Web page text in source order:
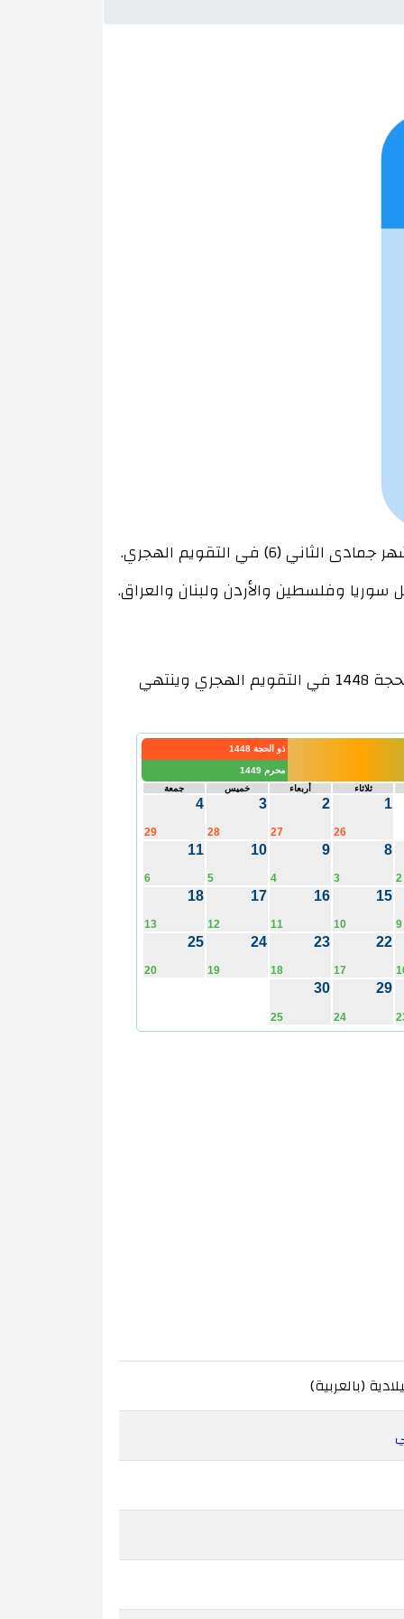
وفلسطين والأردن ولبنان والعراق.
شهر يونيو يبدأ في 26 ذو الحجة 1448 في التقويم الهجري وينتهي
ذو الحجة 1448
محرم 1449
ثلاثاء
أربعاء خميس جمعة
1
26
2
27
3
28
4
29
2
8
3
9
4
10
5
11
6
9
15
10
16
11
17
12
18
13
22
17
23
18
24
19
25
20
29
24
30
25
(بالعربية)